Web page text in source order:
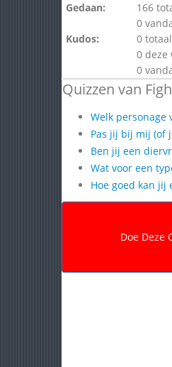
Gedaan:
166
0
Kudos:
0 totaal
0 deze
0
Quizzen van
Welk personage
Pas jij bij mij (of
Ben jij een
Wat voor een
Hoe goed kan jij